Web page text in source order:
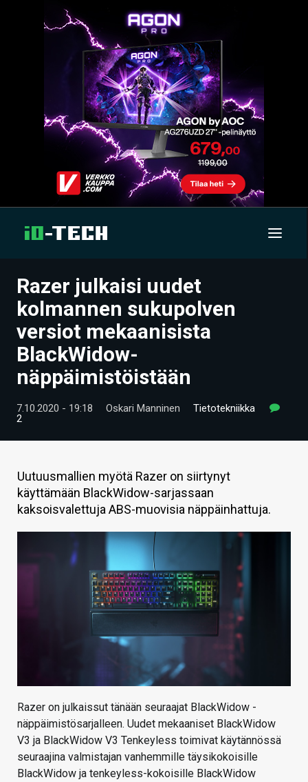
UUTISET
ARTIKKELIT
VIDEOT
TECHBBS
TIETOA
HINTA.FI
KAUPPA
VAIHDA TEEMA
HAKU
Razer julkaisi uudet
kolmannen sukupolven
versiot mekaanisista
BlackWidow-
näppäimistöistään
7.10.2020 - 19:18 Oskari Manninen
Tietotekniikka
2
Uutuusmallien myötä Razer on siirtynyt
käyttämään BlackWidow-sarjassaan
kaksoisvalettuja ABS-muovisia näppäinhattuja.
Razer on julkaissut tänään seuraajat BlackWidow -
näppäimistösarjalleen. Uudet mekaaniset BlackWidow
V3 ja BlackWidow V3 Tenkeyless toimivat käytännössä
seuraajina valmistajan vanhemmille täysikokoisille
BlackWidow ja tenkeyless-kokoisille BlackWidow